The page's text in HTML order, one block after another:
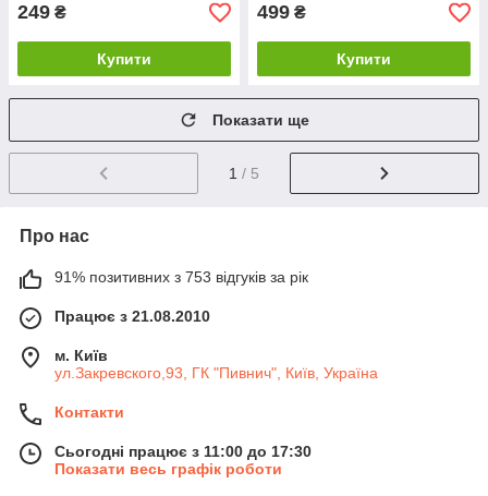
249 ₴
Купити
499 ₴
Купити
Показати ще
1 / 5
Про нас
91% позитивних з 753 відгуків за рік
Працює з 21.08.2010
м. Київ
ул.Закревского,93, ГК "Пивнич", Київ, Україна
Контакти
Сьогодні працює з 11:00 до 17:30
Показати весь графік роботи